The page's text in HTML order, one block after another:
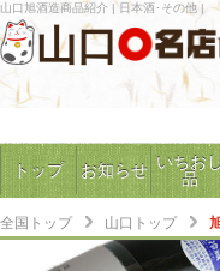
山口旭酒造商品紹介 | 日本酒･その他 |
山口
トップ お知らせ いちお
品
全国トップ 山口トップ